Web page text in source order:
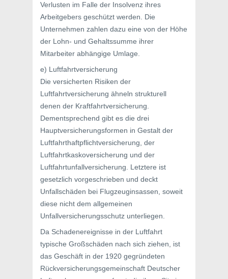
Verlusten im Falle der Insolvenz ihres
Arbeitgebers geschützt werden. Die
Unternehmen zahlen dazu eine von der Höhe
der Lohn- und Gehaltssumme ihrer
Mitarbeiter abhängige Umlage.
e) Luftfahrtversicherung
Die versicherten Risiken der
Luftfahrtversicherung ähneln strukturell
denen der Kraftfahrtversicherung.
Dementsprechend gibt es die drei
Hauptversicherungsformen in Gestalt der
Luftfahrthaftpflichtversicherung, der
Luftfahrtkaskoversicherung und der
Luftfahrtunfallversicherung. Letztere ist
gesetzlich vorgeschrieben und deckt
Unfallschäden bei Flugzeuginsassen, soweit
diese nicht dem allgemeinen
Unfallversicherungsschutz unterliegen.
Da Schadenereignisse in der Luftfahrt
typische Großschäden nach sich ziehen, ist
das Geschäft in der 1920 gegründeten
Rückversicherungsgemeinschaft Deutscher